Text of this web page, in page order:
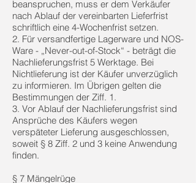
beanspruchen, muss er dem Verkäufer
nach Ablauf der vereinbarten Lieferfrist
schriftlich eine 4-Wochenfrist setzen.
2. Für versandfertige Lagerware und NOS-
Ware - „Never-out-of-Stock“ - beträgt die
Nachlieferungsfrist 5 Werktage. Bei
Nichtlieferung ist der Käufer unverzüglich
zu informieren. Im Übrigen gelten die
Bestimmungen der Ziff. 1.
3. Vor Ablauf der Nachlieferungsfrist sind
Ansprüche des Käufers wegen
verspäteter Lieferung ausgeschlossen,
soweit § 8 Ziff. 2 und 3 keine Anwendung
finden.
§ 7 Mängelrüge